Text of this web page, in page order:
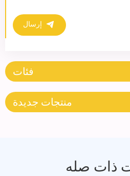
إرسال
فئات
منتجات جديدة
ذات صله